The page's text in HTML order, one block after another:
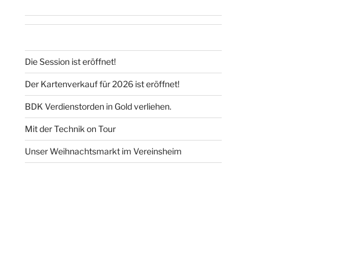
Die Session ist eröffnet!
Der Kartenverkauf für 2026 ist eröffnet!
BDK Verdienstorden in Gold verliehen.
Mit der Technik on Tour
Unser Weihnachtsmarkt im Vereinsheim